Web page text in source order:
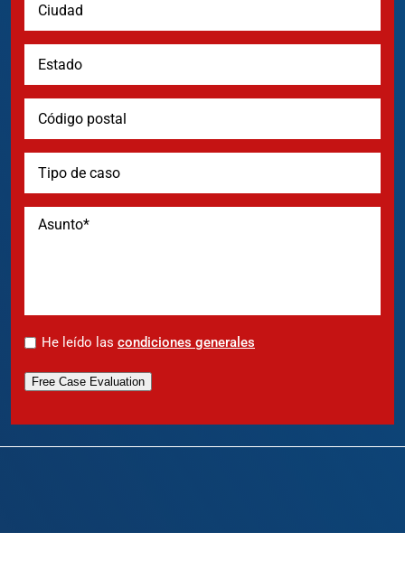
* He leído las condiciones generales
Free Case Evaluation